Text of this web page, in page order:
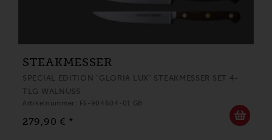
STEAKMESSER
SPECIAL EDITION "GLORIA LUX" STEAKMESSER SET 4-
TLG WALNUSS
Artikelnummer: FS-904604-01 GB
279,90 € *